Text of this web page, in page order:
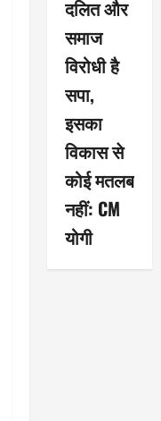
दलित और
समाज
विरोधी है
सपा,
इसका
विकास से
कोई मतलब
नहीं: CM
योगी